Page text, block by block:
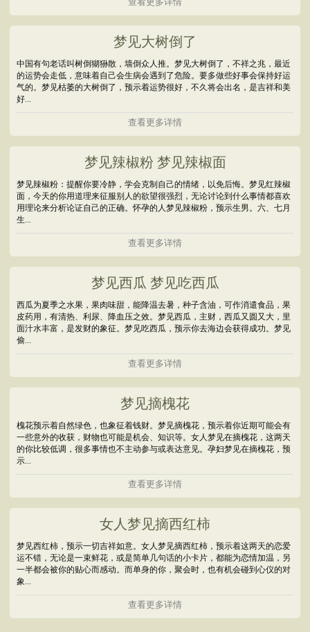
梦见大树倒了
中国有句老话叫树倒猢狲散，墙倒众人推。梦见大树倒了，不祥之兆，最近
的运势会走低，意味着自己会生病会遇到了危险。要多做些好事会保持好运
气的。梦见枯萎的大树倒了，预示着运势很好，不久将会出名，是吉祥和美
好...
查看更多详情
梦见辣椒粉 梦见辣椒面
梦见辣椒粉：提醒你要冷静，学会克制自己的情绪，以免后悔。梦见红辣椒
面，今天的你用道理来征服别人的欲望很强烈，无论讨论到什么事情都喜欢
用理论来分析论证自己的正确。怀孕的人梦见辣椒粉，预示生男。六、七月
生...
查看更多详情
梦见西瓜 梦见吃西瓜
西瓜为夏季之水果，果肉味甜，能降温去暑，种子含油，可作消遣食品，果
皮药用，有清热、利尿、降血压之效。梦见西瓜，主财，西瓜又圆又大，里
面汁水丰富，是发财的象征。梦见吃西瓜，预示你去海边会获得成功。梦见
偷...
查看更多详情
梦见摘槐花
槐花预示着自然绿色，也象征着钱财。梦见摘槐花，预示着你近期可能会有
一些意外的收获，财物也可能是机会、知识等。女人梦见在摘槐花，这两天
的你比较低调，很多事情也不主动参与或表达意见。孕妇梦见在摘槐花，预
示...
查看更多详情
女人梦见摘西红柿
梦见西红柿，预示一切吉祥如意。女人梦见摘西红柿，预示着这两天的恋爱
运不错，无论是一束鲜花，或是简单几句话的小卡片，都能为恋情加温，另
一半都会被你的贴心而感动。而单身的你，聚会时，也有机会碰到心仪的对
象...
查看更多详情